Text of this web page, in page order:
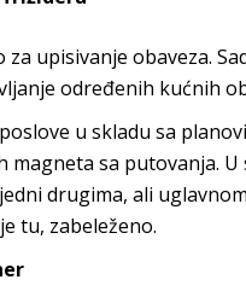
za upisivanje obaveza.
određenih kućnih
u skladu sa
sa putovanja.
drugima, ali
tu, zabeleženo.